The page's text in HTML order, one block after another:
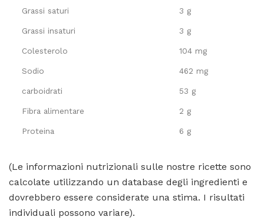
Grassi saturi 3 g
Grassi insaturi 3 g
Colesterolo 104 mg
Sodio 462 mg
carboidrati 53 g
Fibra alimentare 2 g
Proteina 6 g
(Le informazioni nutrizionali sulle nostre ricette sono
calcolate utilizzando un database degli ingredienti e
dovrebbero essere considerate una stima. I risultati
individuali possono variare).